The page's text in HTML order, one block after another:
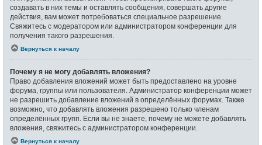
создавать в них темы и оставлять сообщения, совершать другие
действия, вам может потребоваться специальное разрешение.
Свяжитесь с модератором или администратором конференции для
получения такого разрешения.
Вернуться к началу
Почему я не могу добавлять вложения?
Право добавления вложений может быть предоставлено на уровне
форума, группы или пользователя. Администратор конференции может
не разрешить добавление вложений в определённых форумах. Также
возможно, что добавлять вложения разрешено только членам
определённых групп. Если вы не знаете, почему не можете добавлять
вложения, свяжитесь с администратором конференции.
Вернуться к началу